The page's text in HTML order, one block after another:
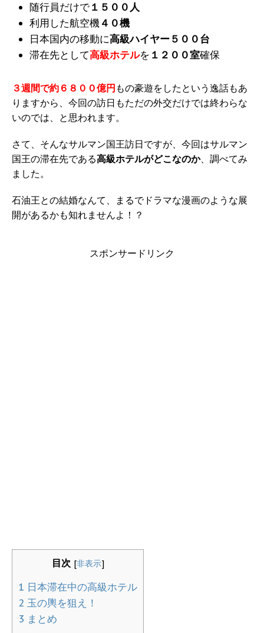
随行員だけで１５００人
利用した航空機４０機
日本国内の移動に高級ハイヤー５００台
滞在先として高級ホテルを １２００室確保
３週間で約６８００億円 もの豪遊をしたという逸話もあ
りますから、今回の訪日もただの外交だけでは終わらな
いのでは、と思われます。
さて、そんなサルマン国王訪日ですが、今回はサルマン
国王の滞在先である高級ホテルがどこなのか、調べてみ
ました。
石油王との結婚なんて、まるでドラマな漫画のような展
開があるかも知れませんよ！？
スポンサードリンク
目次 [非表示]
1 日本滞在中の高級ホテル
2 玉の輿を狙え！
3 まとめ